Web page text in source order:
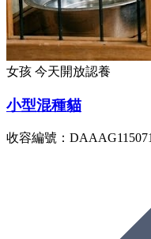
女孩 今天開放認養
小型混種貓
收容編號：